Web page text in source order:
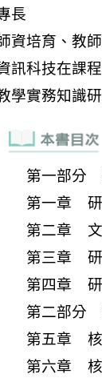
第一部分
第一章 研
第二章 文
第三章 研
第四章 研
第二部分
第五章 核
第六章 核